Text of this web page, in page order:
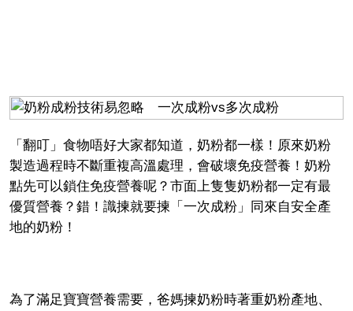
「翻叮」食物唔好大家都知道，奶粉都一樣！原來奶粉
製造過程時不斷重複高溫處理，會破壞免疫營養！奶粉
點先可以鎖住免疫營養呢？市面上隻隻奶粉都一定有最
優質營養？錯！識揀就要揀「一次成粉」同來自安全產
地的奶粉！
為了滿足寶寶營養需要，爸媽揀奶粉時著重奶粉產地、